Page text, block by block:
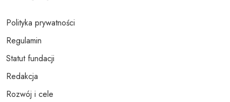
Polityka prywatności
Regulamin
Statut fundacji
Redakcja
Rozwój i cele